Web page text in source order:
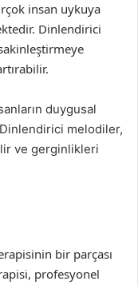
insan uykuya
Dinlendirici
duygusal
melodiler,
ve gerginlikleri
bir parçası
profesyonel